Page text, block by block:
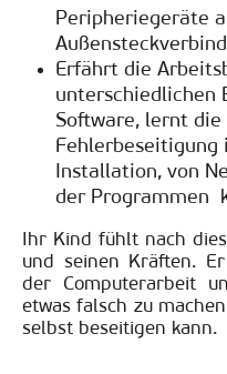
Peripheriegeräte
Erfährt die
unterschiedlichen
Software, lernt die
Fehlerbeseitigung
Installation, von
der Programmen
Ihr Kind fühlt nach
und seinen Kräften.
der Computerarbeit
etwas falsch zu
selbst beseitigen kann.